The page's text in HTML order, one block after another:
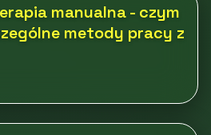
manualna - czym
metody pracy z